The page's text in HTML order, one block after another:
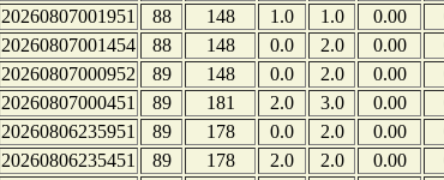
20260807001951
88 148 1.0 1.0 0.00
20260807001454
88 148 0.0 2.0 0.00
20260807000952
89 148 0.0 2.0 0.00
20260807000451
89 181 2.0 3.0 0.00
20260806235951
89 178 0.0 2.0 0.00
20260806235451
89 178 2.0 2.0 0.00